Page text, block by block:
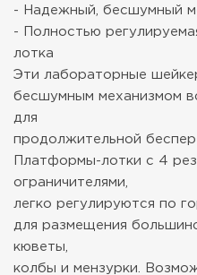
- Надежный, бесшумный
- Полностью
лотка
Эти лабораторные
бесшумным механизмом
для
продолжительной
Платформы-лотки с 4
ограничителями,
легко регулируются по
для размещения
кюветы,
колбы и мензурки.